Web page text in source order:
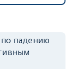
падению